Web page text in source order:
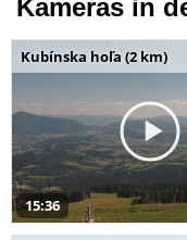
Kameras in
Kubínska hoľa (2 km)
15:36